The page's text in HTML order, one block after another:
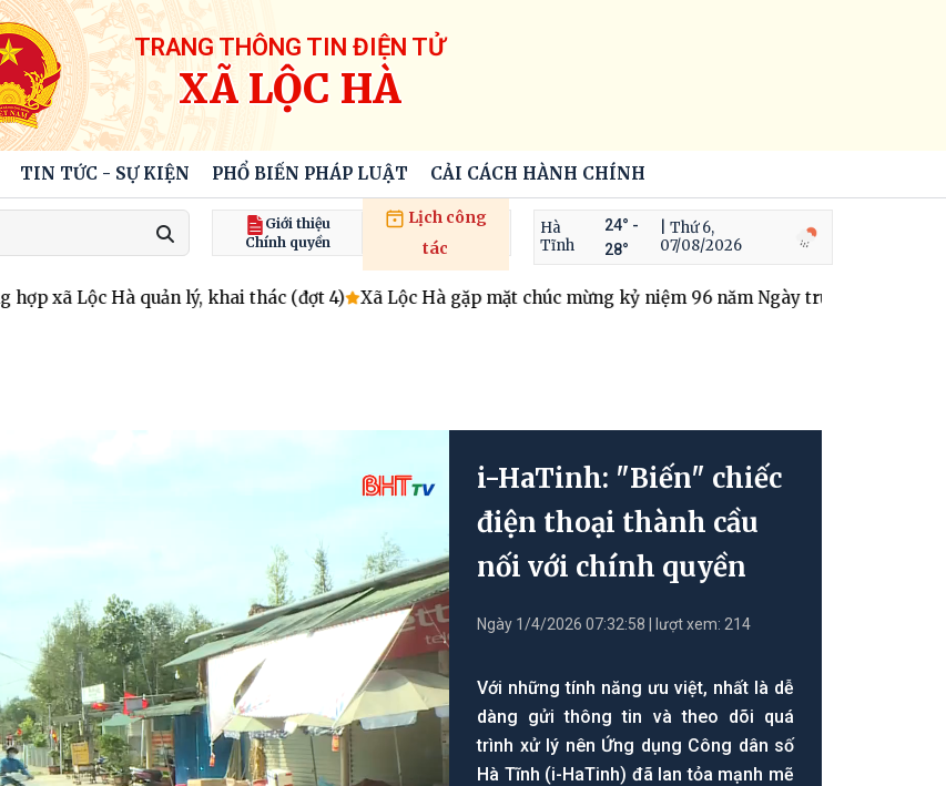
TRANG THÔNG TIN ĐIỆN TỬ
XÃ LỘC HÀ
TIN TỨC - SỰ KIỆN PHỔ BIẾN PHÁP LUẬT CẢI CÁCH HÀNH CHÍNH
Giới thiệu
Chính quyền
Lịch công
tác
Hà
Tĩnh
24° -
28°
| Thứ 6,
07/08/2026
xã Lộc Hà quản lý, khai thác (đợt 4) Xã Lộc Hà gặp mặt chúc mừng kỷ niệm 96 năm Ngày truyền thống ngành
i-HaTinh: "Biến" chiếc
điện thoại thành cầu
nối với chính quyền
Ngày 1/4/2026 07:32:58 | lượt xem: 214
Với những tính năng ưu việt, nhất là dễ
dàng gửi thông tin và theo dõi quá
trình xử lý nên Ứng dụng Công dân số
Hà Tĩnh (i-HaTinh) đã lan tỏa mạnh mẽ